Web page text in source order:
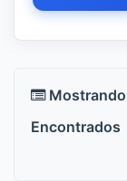
Mostrando
Encontrados